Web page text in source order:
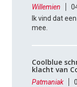
Willemien
Ik vind dat
mee.
Coolblue
klacht van
Patmaniak